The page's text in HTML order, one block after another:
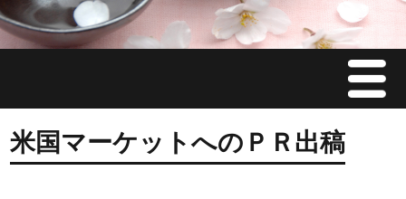
Menu
Home
米国マーケットへのＰＲ出稿